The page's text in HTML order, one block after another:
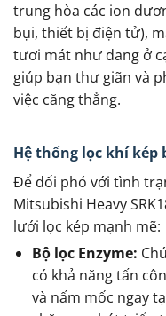
trung hòa các ion
bụi, thiết bị điện tử),
tươi mát như đang ở
giúp bạn thư giãn và
việc căng thẳng.
Hệ thống lọc khí kép
Để đối phó với tình
Mitsubishi Heavy
lưới lọc kép mạnh mẽ:
Bộ lọc Enzyme:
có khả năng tấn
và nấm mốc ngay